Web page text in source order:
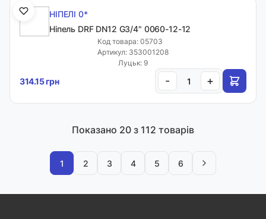
НІПЕЛІ 0*
Ніпель DRF DN12 G3/4" 0060-12-12
Код товара: 05703
Артикул: 353001208
Луцьк: 9
314.15 грн - +
Показано 20 з 112 товарів
1 2 3 4 5 6